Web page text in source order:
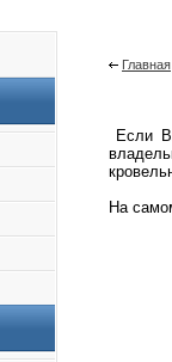
Главная
Если
На